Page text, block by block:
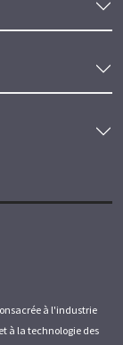
à l'industrie
à la technologie des